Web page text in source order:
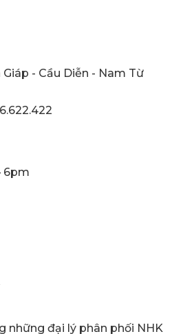
Giáp - Cầu Diễn - Nam Từ
6pm
những đại lý phân phối NHK